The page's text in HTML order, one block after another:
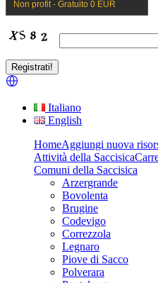
Non profit - Gratuito 0 EUR
Italiano
English
HomeAggiungi nuova
Attività della Saccisica
Comuni della Saccisica
Arzergrande
Bovolenta
Brugine
Codevigo
Correzzola
Legnaro
Piove di Sacco
Polverara